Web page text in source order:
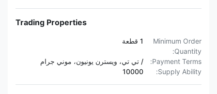
Trading Properties
Minimum Order
Quantity:
1 قطعة
Payment Terms:
/ تي تي، ويسترن يونيون، موني جرام
Supply Ability:
10000